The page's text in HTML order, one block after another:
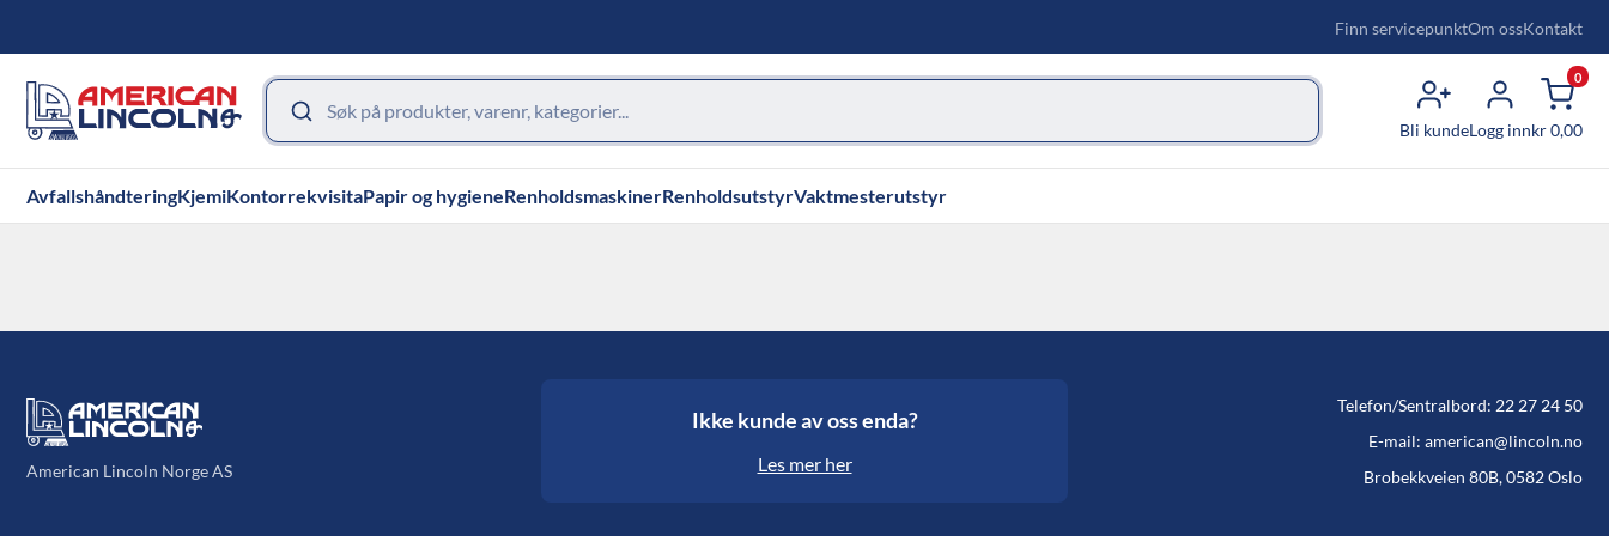
Finn servicepunktOm ossKontakt
Bli kundeLogg inn
0
kr0,00
AvfallshåndteringKjemiKontorrekvisitaPapir og hygieneRenholdsmaskinerRenholdsutstyrVaktmesterutstyr
American Lincoln Norge AS
Ikke kunde av oss enda?
Les mer her
Telefon/Sentralbord: 22 27 24 50
E-mail: american@lincoln.no
Brobekkveien 80B, 0582 Oslo